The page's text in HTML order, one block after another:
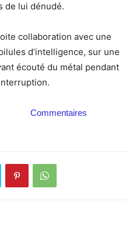
de lui dénudé.
collaboration avec une
d’intelligence, sur une
écouté du métal pendant
Commentaires